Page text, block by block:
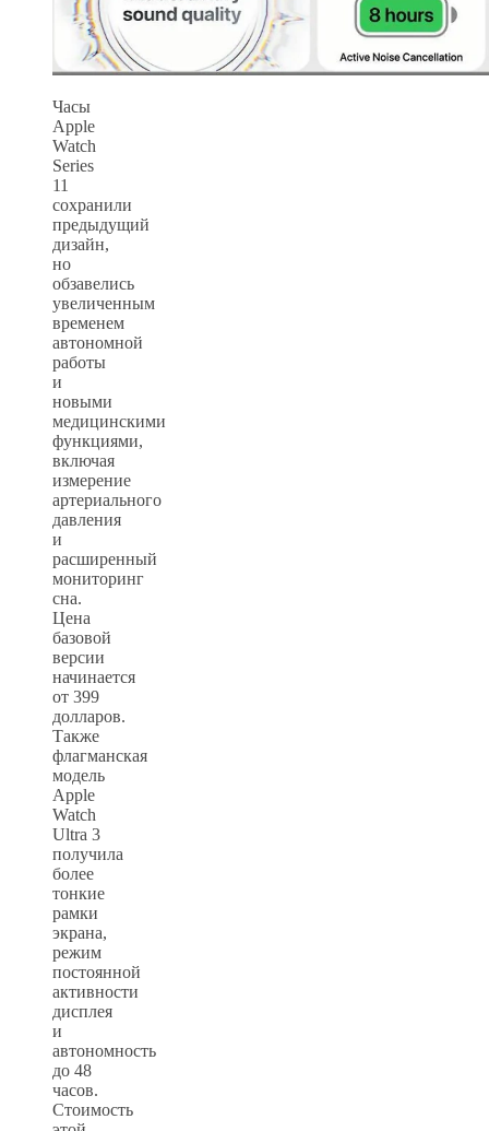
Часы
Apple
Watch
Series
11
сохранили
предыдущий
дизайн,
но
обзавелись
увеличенным
временем
автономной
работы
и
новыми
медицинскими
функциями,
включая
измерение
артериального
давления
и
расширенный
мониторинг
сна.
Цена
базовой
версии
начинается
от 399
долларов.
Также
флагманская
модель
Apple
Watch
Ultra 3
получила
более
тонкие
рамки
экрана,
режим
постоянной
активности
дисплея
и
автономность
до 48
часов.
Стоимость